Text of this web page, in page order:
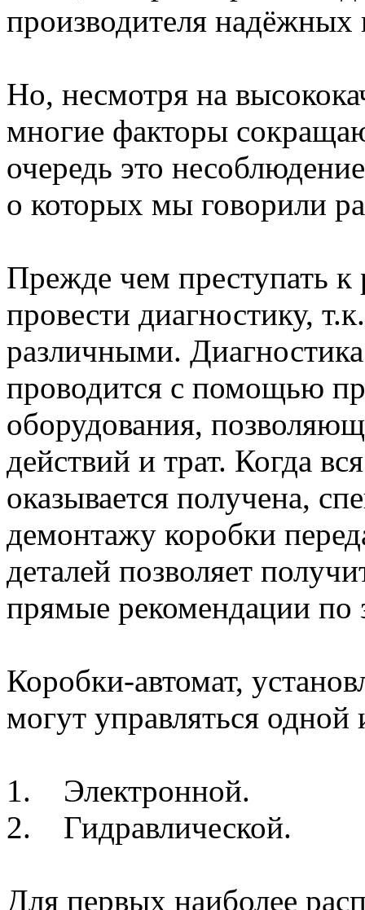
производителя
Но, несмотря на
многие факторы
очередь это
о которых мы говорили
Прежде чем преступать
провести диагностику,
различными.
проводится с помощью
оборудования,
действий и трат. Когда
оказывается получена,
демонтажу коробки
деталей позволяет
прямые рекомендации по
Коробки-автомат,
могут управляться одной
1. Электронной.
2. Гидравлической.
Для первых наиболее